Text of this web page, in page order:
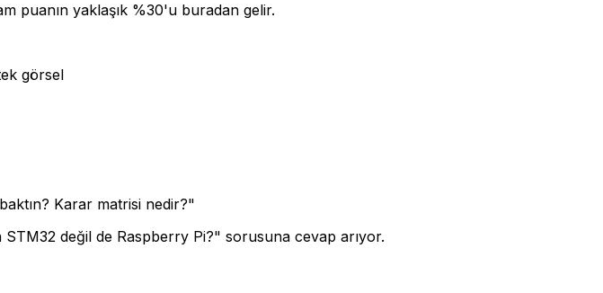
puanın yaklaşık %30'u buradan gelir.
görsel
Karar matrisi nedir?"
değil de Raspberry Pi?" sorusuna cevap arıyor.